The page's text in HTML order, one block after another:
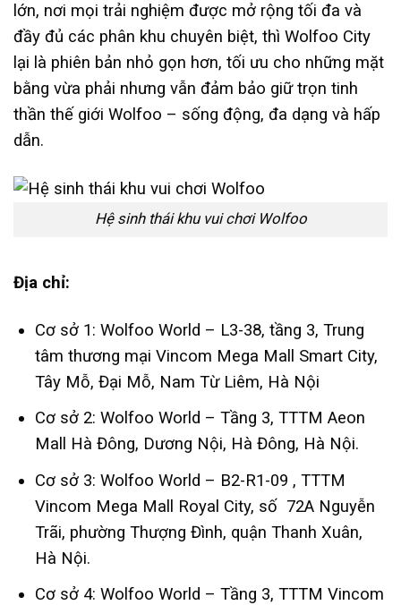
lớn, nơi mọi trải nghiệm được mở rộng tối đa và
đầy đủ các phân khu chuyên biệt, thì Wolfoo City
lại là phiên bản nhỏ gọn hơn, tối ưu cho những mặt
bằng vừa phải nhưng vẫn đảm bảo giữ trọn tinh
thần thế giới Wolfoo – sống động, đa dạng và hấp
dẫn.
Hệ sinh thái khu vui chơi Wolfoo
Địa chỉ:
Cơ sở 1: Wolfoo World – L3-38, tầng 3, Trung
tâm thương mại Vincom Mega Mall Smart City,
Tây Mỗ, Đại Mỗ, Nam Từ Liêm, Hà Nội
Cơ sở 2: Wolfoo World – Tầng 3, TTTM Aeon
Mall Hà Đông, Dương Nội, Hà Đông, Hà Nội.
Cơ sở 3: Wolfoo World – B2-R1-09 , TTTM
Vincom Mega Mall Royal City, số 72A Nguyễn
Trãi, phường Thượng Đình, quận Thanh Xuân,
Hà Nội.
Cơ sở 4: Wolfoo World – Tầng 3, TTTM Vincom